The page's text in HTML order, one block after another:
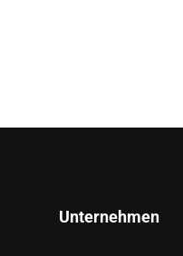
Unternehmen